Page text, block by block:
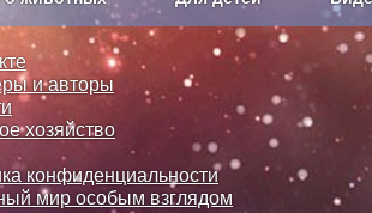
и авторы
хозяйство
конфиденциальности
мир особым взглядом